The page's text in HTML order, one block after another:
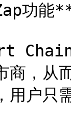
功能
商，从
用户只